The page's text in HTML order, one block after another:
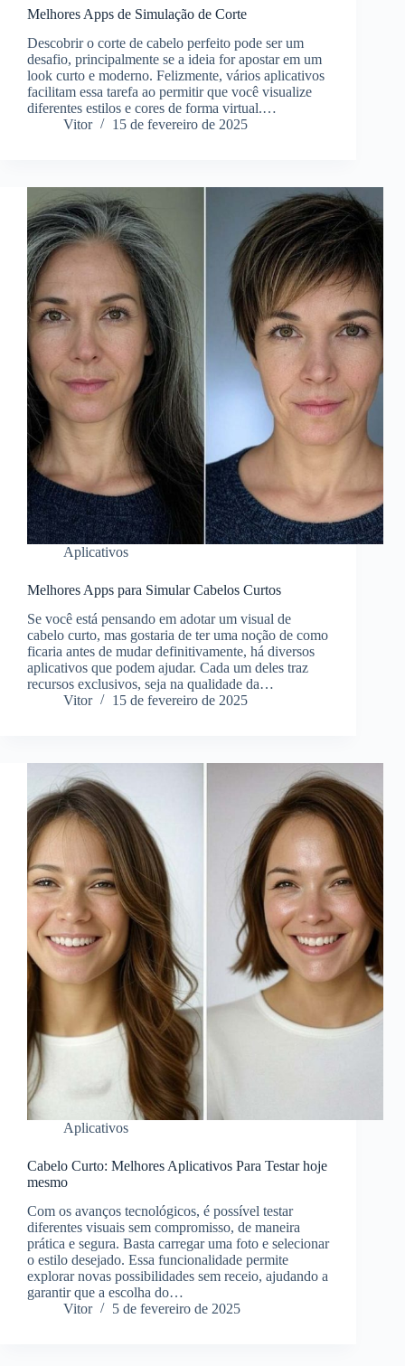
Melhores Apps de Simulação de Corte
Descobrir o corte de cabelo perfeito pode ser um
desafio, principalmente se a ideia for apostar em um
look curto e moderno. Felizmente, vários aplicativos
facilitam essa tarefa ao permitir que você visualize
diferentes estilos e cores de forma virtual.…
Vitor
15 de fevereiro de 2025
Aplicativos
Melhores Apps para Simular Cabelos Curtos
Se você está pensando em adotar um visual de
cabelo curto, mas gostaria de ter uma noção de como
ficaria antes de mudar definitivamente, há diversos
aplicativos que podem ajudar. Cada um deles traz
recursos exclusivos, seja na qualidade da…
Vitor
15 de fevereiro de 2025
Aplicativos
Cabelo Curto: Melhores Aplicativos Para Testar hoje
mesmo
Com os avanços tecnológicos, é possível testar
diferentes visuais sem compromisso, de maneira
prática e segura. Basta carregar uma foto e selecionar
o estilo desejado. Essa funcionalidade permite
explorar novas possibilidades sem receio, ajudando a
garantir que a escolha do…
Vitor
5 de fevereiro de 2025